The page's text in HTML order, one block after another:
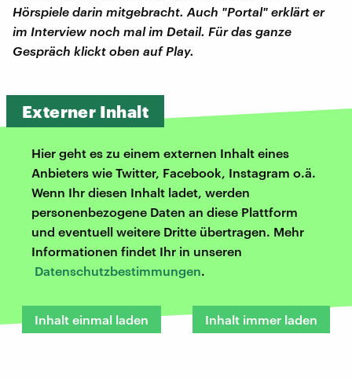
Hörspiele darin mitgebracht. Auch "Portal" erklärt er
im Interview noch mal im Detail. Für das ganze
Gespräch klickt oben auf Play.
Externer Inhalt
Hier geht es zu einem externen Inhalt eines
Anbieters wie Twitter, Facebook, Instagram o.ä.
Wenn Ihr diesen Inhalt ladet, werden
personenbezogene Daten an diese Plattform
und eventuell weitere Dritte übertragen. Mehr
Informationen findet Ihr in unseren
Datenschutzbestimmungen.
Inhalt einmal laden Inhalt immer laden